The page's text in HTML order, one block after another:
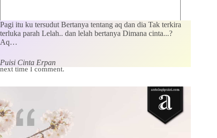
Save my name, email and website in this browser for the
next time I comment.
Kirim Komentar
Pagi itu ku tersudut Bertanya tentang aq dan dia Tak terkira
terluka parah Lelah.. dan lelah bertanya Dimana cinta...?
Aq…
Puisi Cinta Erpan